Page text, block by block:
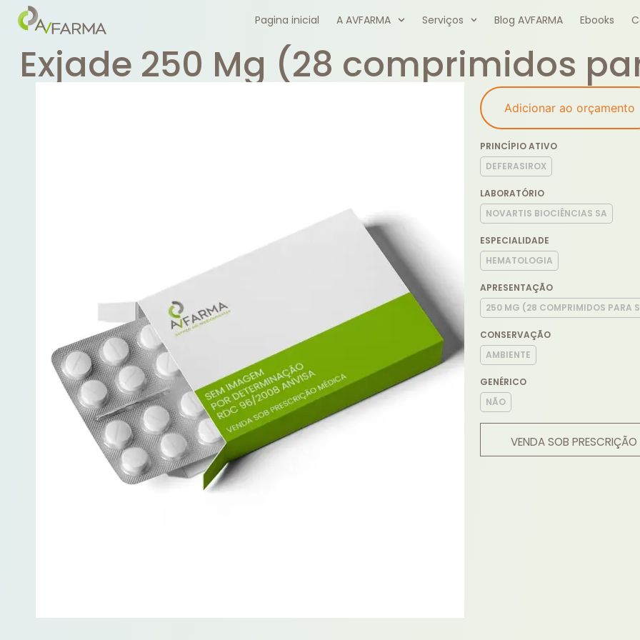
Pagina inicial A AVFARMA Serviços Blog AVFARMA Ebooks
Exjade 250 Mg (28 comprimidos
Adicionar ao orçamento
PRINCÍPIO ATIVO
DEFERASIROX
LABORATÓRIO
NOVARTIS BIOCIÊNCIAS SA
ESPECIALIDADE
HEMATOLOGIA
APRESENTAÇÃO
250 MG (28 COMPRIMIDOS PARA
CONSERVAÇÃO
AMBIENTE
GENÉRICO
NÃO
VENDA SOB